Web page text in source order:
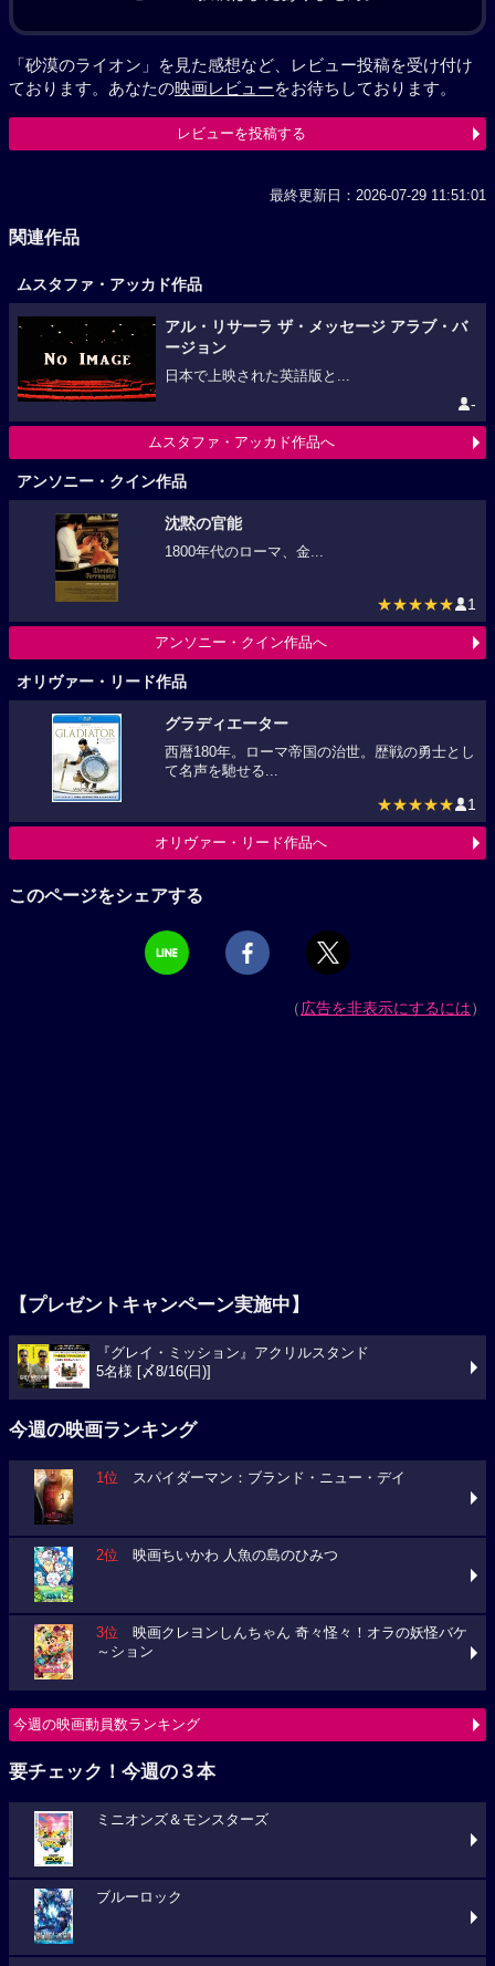
「砂漠のライオン」を見た感想など、レビュー投稿を受け付け
ております。あなたの映画レビューをお待ちしております。
レビューを投稿する
最終更新日：2026-07-29 11:51:01
関連作品
ムスタファ・アッカド作品
アル・リサーラ ザ・メッセージ アラブ・バ
ージョン
日本で上映された英語版と...
-
ムスタファ・アッカド作品へ
アンソニー・クイン作品
沈黙の官能
1800年代のローマ、金...
★★★★★ 1
アンソニー・クイン作品へ
オリヴァー・リード作品
グラディエーター
西暦180年。ローマ帝国の治世。歴戦の勇士とし
て名声を馳せる...
★★★★★ 1
オリヴァー・リード作品へ
このページをシェアする
（広告を非表示にするには）
【プレゼントキャンペーン実施中】
『グレイ・ミッション』アクリルスタンド
5名様 [〆8/16(日)]
今週の映画ランキング
1位 スパイダーマン：ブランド・ニュー・デイ
2位 映画ちいかわ 人魚の島のひみつ
3位 映画クレヨンしんちゃん 奇々怪々！オラの妖怪バケ
～ション
今週の映画動員数ランキング
要チェック！今週の３本
ミニオンズ＆モンスターズ
ブルーロック